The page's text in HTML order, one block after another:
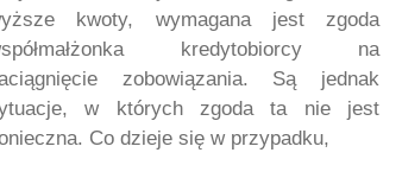
kwoty, wymagana jest zgoda
kredytobiorcy na
zobowiązania. Są jednak
w których zgoda ta nie jest
Co dzieje się w przypadku,